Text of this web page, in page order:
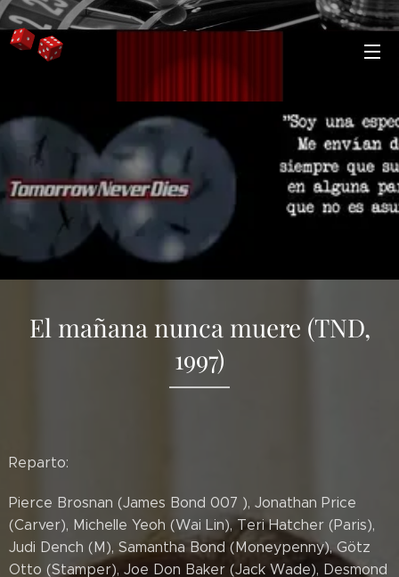
El mañana nunca muere (TND,
1997)
Reparto:
Pierce Brosnan (James Bond 007 ), Jonathan Price
(Carver), Michelle Yeoh (Wai Lin), Teri Hatcher (Paris),
Judi Dench (M), Samantha Bond (Moneypenny), Götz
Otto (Stamper), Joe Don Baker (Jack Wade), Desmond